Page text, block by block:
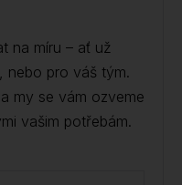
na míru – ať už
nebo pro váš tým.
my se vám ozveme
vašim potřebám.